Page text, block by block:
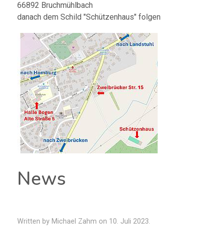
66892 Bruchmühlbach
danach dem Schild "Schützenhaus" folgen
News
Written by Michael Zahm on 10. Juli 2023.